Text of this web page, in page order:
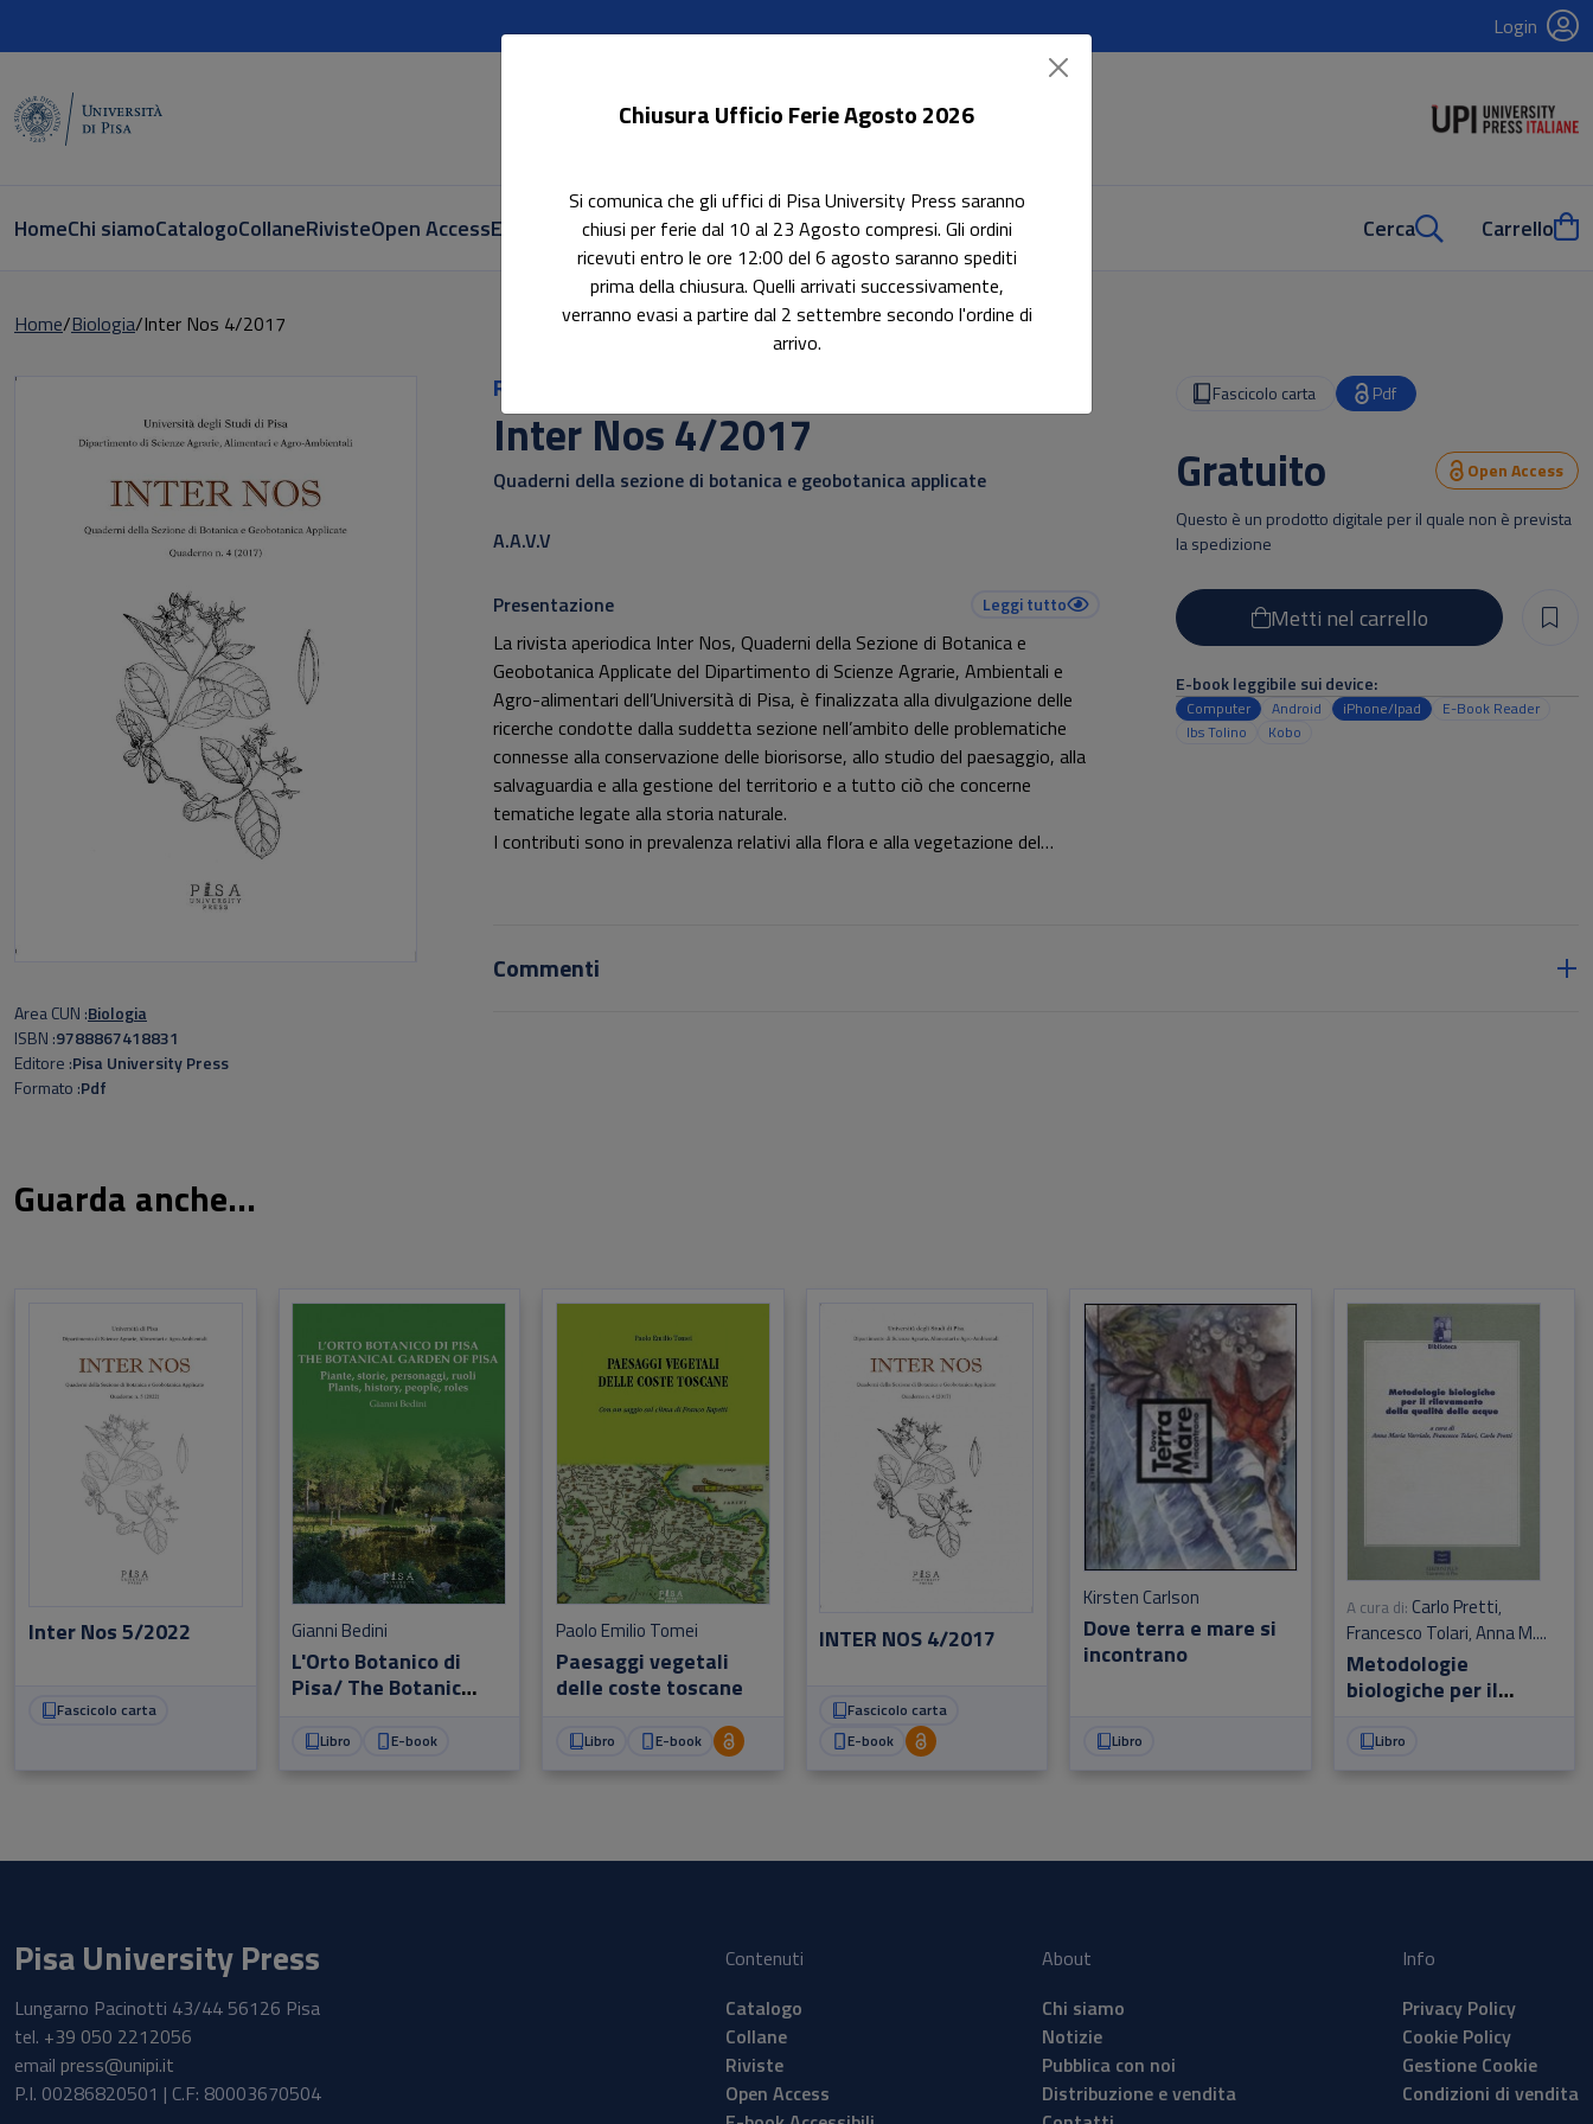
Login
HomeChi siamoCatalogoCollaneRivisteOpen AccessE-book AccessibiliIn evidenzaPubblica con noi Cerca Carrello
Home Biologia Inter Nos 4/2017
Ricerca
Inter Nos 4/2017
Quaderni della sezione di botanica e geobotanica applicate
A.A.V.V
Presentazione Leggi tutto
La rivista aperiodica Inter Nos, Quaderni della Sezione di Botanica e
Geobotanica Applicate del Dipartimento di Scienze Agrarie, Ambientali e
Agro-alimentari dell’Università di Pisa, è finalizzata alla divulgazione delle
ricerche condotte dalla suddetta sezione nell’ambito delle problematiche
connesse alla conservazione delle biorisorse, allo studio del paesaggio, alla
salvaguardia e alla gestione del territorio e a tutto ciò che concerne
tematiche legate alla storia naturale.
I contributi sono in prevalenza relativi alla flora e alla vegetazione del
nostra regione. Vengono inoltre presentati lavori frutto di collaborazioni con
colleghi di altre università.
Roberto Narducci, Paolo Emilio Tomei – Macromiceti della costa atlantica
marocchina: nuove entità per il Marocco e nuova specie sabulicola-
najibi
Area CUN Biologia
ISBN 9788867418831
Editore Pisa University Press
Formato Pdf
Fascicolo carta Pdf
Gratuito Open Access
Metti nel carrello
Questo è un prodotto digitale per il quale non è prevista
la spedizione
E-book leggibile sui device:
Computer Android iPhone/Ipad
E-Book Reader
Ibs Tolino
Kobo
Commenti
Guarda anche...
Inter Nos 5/2022
Fascicolo carta
L'Orto Botanico di
Pisa/ The Botanic
Gianni Bedini
Libro E-book
Paesaggi vegetali
delle coste toscane
Paolo Emilio Tomei
Libro E-book
INTER NOS 4/2017
Fascicolo carta
E-book
Dove terra e mare si
incontrano
Kirsten Carlson
Libro
Metodologie
biologiche per il
qualità delle acque
A cura di: Carlo Pretti,
Francesco Tolari,Anna M.
Varriale
Libro
Pisa University Press
Lungarno Pacinotti 43/44 56126 Pisa
tel. +39 050 2212056
email press@unipi.it
P.I. 00286820501 | C.F: 80003670504
Contenuti
Catalogo
Collane
Riviste
Open Access
About
Chi siamo
Notizie
Pubblica con noi
Distribuzione e vendita
Info
Privacy Policy
Cookie Policy
Gestione Cookie
Condizioni di vendita
Chiusura Ufficio Ferie Agosto 2026
Si comunica che gli uffici di Pisa University Press saranno
chiusi per ferie dal 10 al 23 Agosto compresi. Gli ordini
ricevuti entro le ore 12:00 del 6 agosto saranno spediti
prima della chiusura. Quelli arrivati successivamente,
verranno evasi a partire dal 2 settembre secondo l'ordine di
arrivo.